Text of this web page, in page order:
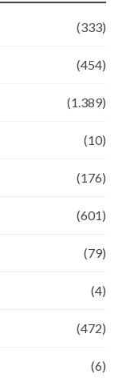
(333)
(454)
(1.389)
(10)
(176)
(601)
(79)
(4)
(472)
(6)